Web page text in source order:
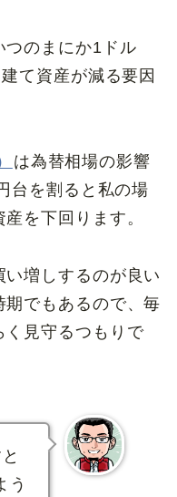
つのまにか1ドル
て資産が減る要因
は為替相場の影響
台を割ると私の場
を下回ります。
増しするのが良い
でもあるので、毎
く見守るつもりで
う